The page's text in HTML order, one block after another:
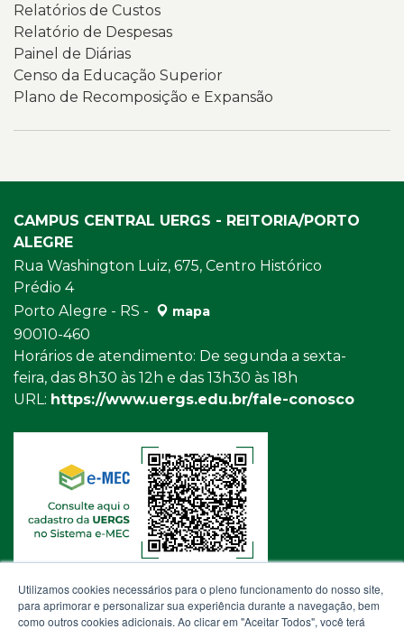
Relatórios de Custos
Relatório de Despesas
Painel de Diárias
Censo da Educação Superior
Plano de Recomposição e Expansão
CAMPUS CENTRAL UERGS - REITORIA/PORTO
ALEGRE
Rua Washington Luiz, 675, Centro Histórico
Prédio 4
Porto Alegre - RS -
mapa
90010-460
Horários de atendimento: De segunda a sexta-
feira, das 8h30 às 12h e das 13h30 às 18h
URL: https://www.uergs.edu.br/fale-conosco
Utilizamos cookies necessários para o pleno funcionamento do nosso site,
para aprimorar e personalizar sua experiência durante a navegação, bem
como outros cookies adicionais. Ao clicar em "Aceitar Todos", você terá